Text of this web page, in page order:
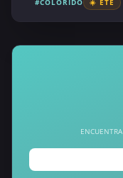
#COLORIDO ☀️ ÉTÉ